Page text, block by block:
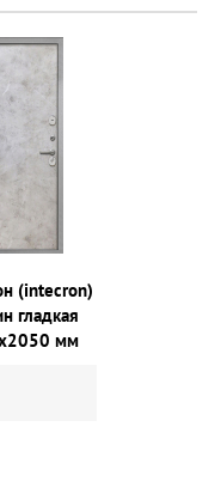
(intecron)
гладкая
мм